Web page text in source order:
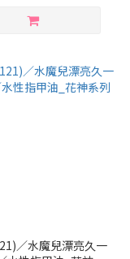
／水魔兒漂亮久一